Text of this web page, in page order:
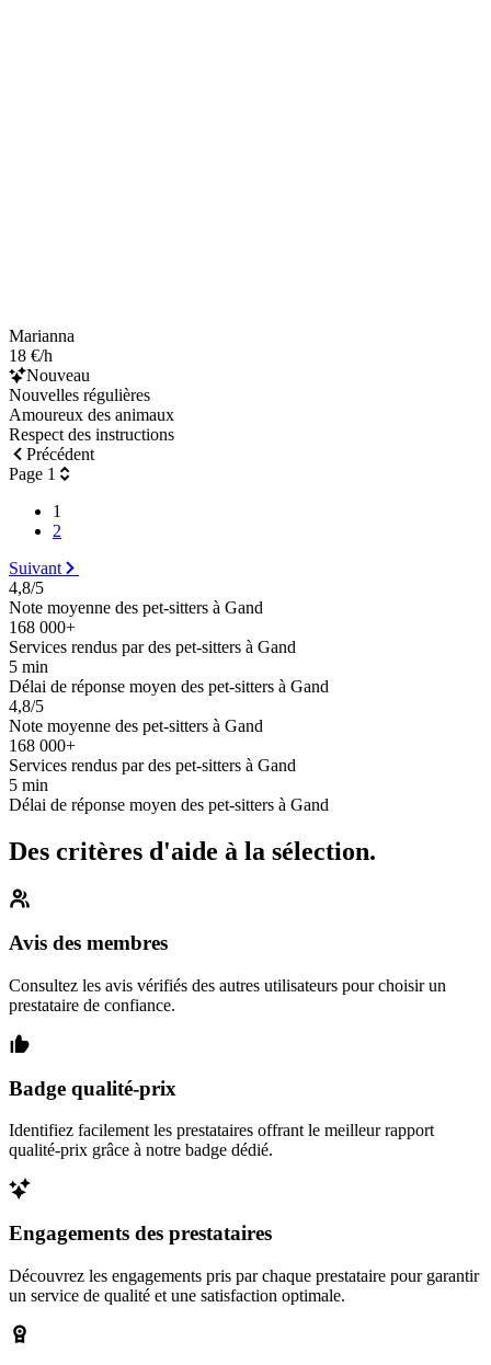
Marianna
18 €/h
Nouveau
Nouvelles régulières
Amoureux des animaux
Respect des instructions
Précédent
Page 1
1
2
Suivant
4,8/5
Note moyenne des pet-sitters à Gand
168 000+
Services rendus par des pet-sitters à Gand
5 min
Délai de réponse moyen des pet-sitters à Gand
4,8/5
Note moyenne des pet-sitters à Gand
168 000+
Services rendus par des pet-sitters à Gand
5 min
Délai de réponse moyen des pet-sitters à Gand
Des critères d'aide à la sélection.
Avis des membres
Consultez les avis vérifiés des autres utilisateurs pour choisir un
prestataire de confiance.
Badge qualité-prix
Identifiez facilement les prestataires offrant le meilleur rapport
qualité-prix grâce à notre badge dédié.
Engagements des prestataires
Découvrez les engagements pris par chaque prestataire pour garantir
un service de qualité et une satisfaction optimale.